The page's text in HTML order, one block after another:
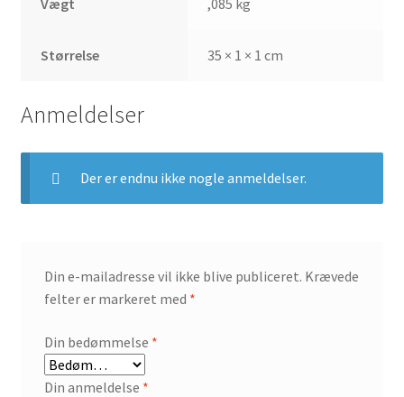
Størrelse 35 × 1 × 1 cm
Anmeldelser
Der er endnu ikke nogle anmeldelser.
Din e-mailadresse vil ikke blive publiceret. Krævede
felter er markeret med *
Din bedømmelse *
Din anmeldelse *